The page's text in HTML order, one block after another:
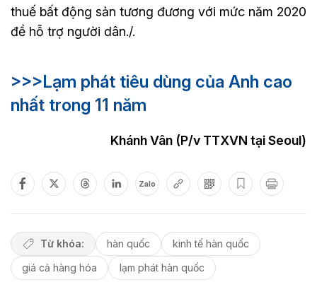
thuế bất động sản tương đương với mức năm 2020
đề hỗ trợ người dân./.
>>>Lạm phát tiêu dùng của Anh cao
nhất trong 11 năm
Khánh Vân (P/v TTXVN tại Seoul)
Zalo
Từ khóa: hàn quốc
kinh tế hàn quốc
giá cả hàng hóa
lạm phát hàn quốc